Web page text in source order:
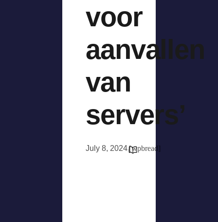
voor
aanvallen
van
servers’
July 8, 2024[wpbread]